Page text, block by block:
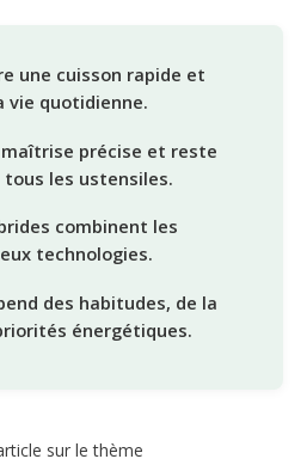
une cuisson rapide et
vie quotidienne.
précise et reste
les ustensiles.
combinent les
technologies.
des habitudes, de la
énergétiques.
sur le thème